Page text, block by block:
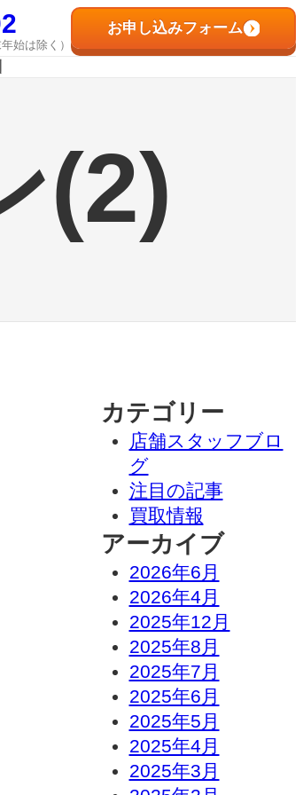
始は除く）
お申し込みフォーム
(2)
カテゴリー
店舗スタッフブロ
グ
注目の記事
買取情報
アーカイブ
2026年6月
2026年4月
2025年12月
2025年8月
2025年7月
2025年6月
2025年5月
2025年4月
2025年3月